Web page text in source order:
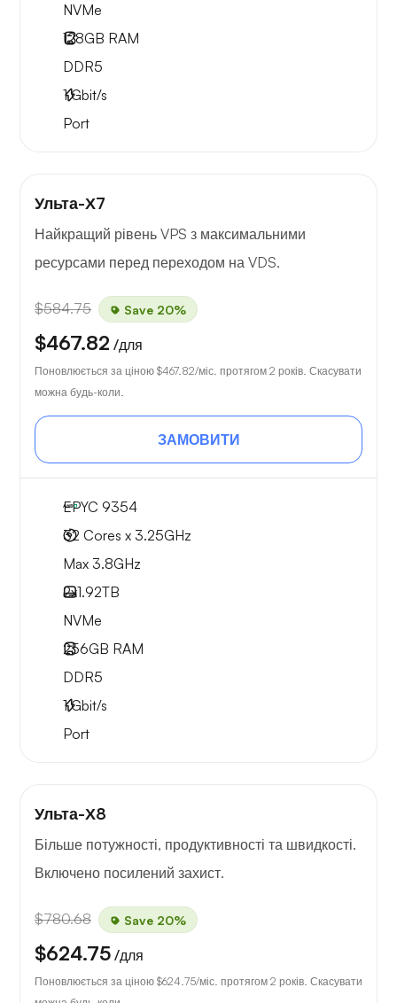
NVMe
128GB RAM
DDR5
1Gbit/s
Port
Ульта-Х7
Найкращий рівень VPS з максимальними
ресурсами перед переходом на VDS.
$584.75 Save 20%
$467.82 /для
Поновлюється за ціною $467.82/міс. протягом 2 років. Скасувати
можна будь-коли.
ЗАМОВИТИ
EPYC 9354
32 Cores x 3.25GHz
Max 3.8GHz
2x1.92TB
NVMe
256GB RAM
DDR5
1Gbit/s
Port
Ульта-Х8
Більше потужності, продуктивності та швидкості.
Включено посилений захист.
$780.68 Save 20%
$624.75 /для
Поновлюється за ціною $624.75/міс. протягом 2 років. Скасувати